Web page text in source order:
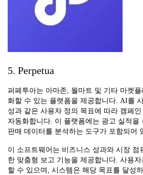
5. Perpetua
퍼페투아는 아마존, 월마트 및 기타 마켓
화할 수 있는 플랫폼을 제공합니다. AI를
성과 같은 사용자 정의 목표에 따라 캠페
자동화합니다. 이 플랫폼에는 광고 실적을
판매 데이터를 분석하는 도구가 포함되어
이 소프트웨어는 비즈니스 성과와 시장 점
한 맞춤형 보고 기능을 제공합니다. 사용
할 수 있으며, 시스템은 해당 목표를 달성